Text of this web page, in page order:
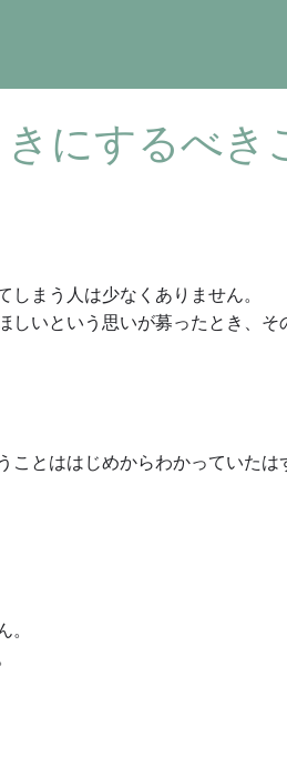
にするべき
まう人は少なくありません。
しいという思いが募ったとき、そ
とははじめからわかっていたは